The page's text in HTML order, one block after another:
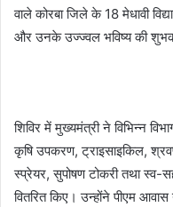
वाले कोरबा जिले के 18 मेधावी
और उनके उज्ज्वल भविष्य की
शिविर में मुख्यमंत्री ने विभिन्न
कृषि उपकरण, ट्राइसाइकिल,
स्प्रेयर, सुपोषण टोकरी तथा स्व-
वितरित किए। उन्होंने पीएम